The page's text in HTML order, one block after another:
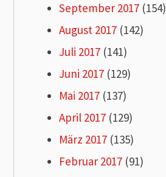
September 2017 (154)
August 2017 (142)
Juli 2017 (141)
Juni 2017 (129)
Mai 2017 (137)
April 2017 (129)
März 2017 (135)
Februar 2017 (91)